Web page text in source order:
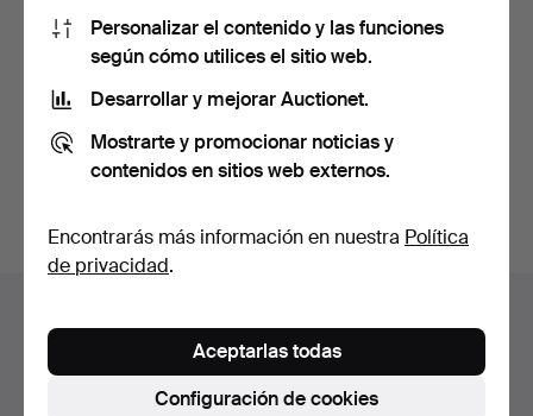
694 USD
También puedes buscar ennuestro archivo de
subastas concluidas.
en
Contacta con el servicio de atención al cliente
Todas las casas de subastas
Personalizar el contenido y las funciones
según cómo utilices el sitio web.
Desarrollar y mejorar Auctionet.
Mostrarte y promocionar noticias y
contenidos en sitios web externos.
Encontrarás más información en nuestra Política
de privacidad.
Configuración de cookies
Aceptarlas todas